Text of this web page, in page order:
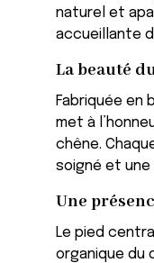
naturel et
accueillante
La beauté
Fabriquée en
met à
chêne.
soigné et une
Une
Le pied
organique du